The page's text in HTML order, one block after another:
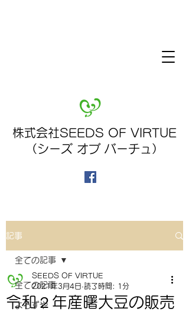
株式会社SEEDS OF VIRTUE
（シーズ オブ バーチュ）
記事
全ての記事
よろずや
全ての記事
令和２年産曙大豆の販売
SEEDS OF VIRTUE
2021年3月4日 読了時間: 1分